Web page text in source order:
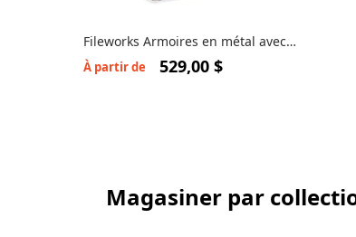
Fileworks Armoires en métal avec
portes 9336P-2S1
À partir de 529,00 $
Magasiner par